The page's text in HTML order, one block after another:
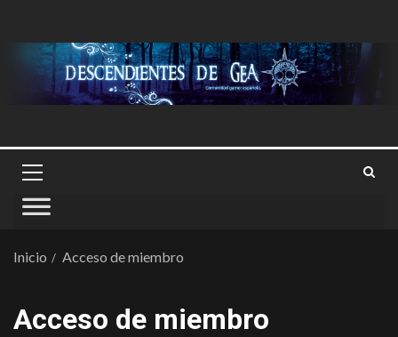
Inicio Acceso de miembro
Acceso de miembro